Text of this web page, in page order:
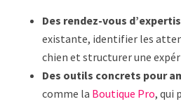
Des rendez-vous
existante, identifier les
chien et structurer une
Des outils concrets pour
comme la Boutique Pro, qui